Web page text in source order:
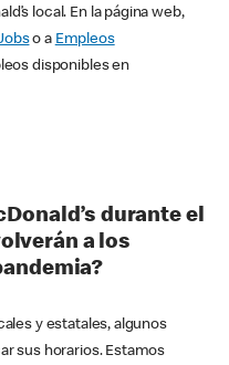
local. En la página web,
o a Empleos
disponibles en
durante el
a los
y estatales, algunos
sus horarios. Estamos